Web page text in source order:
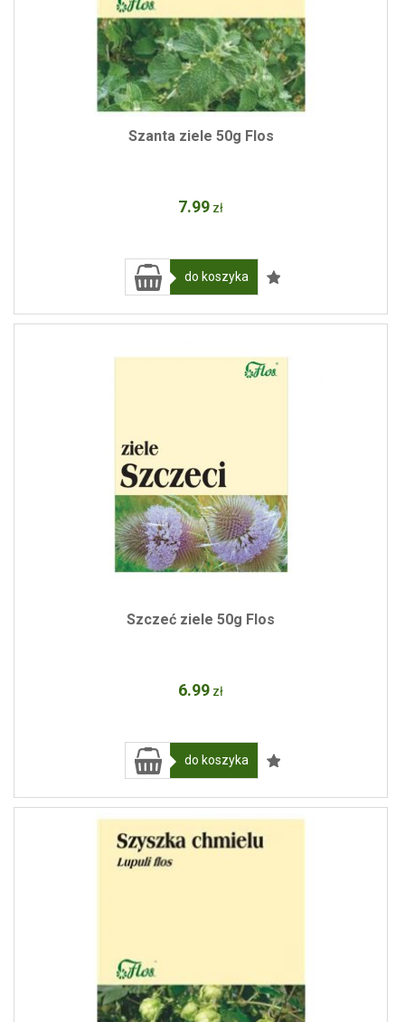
Szanta ziele 50g Flos
7.99 zł
do koszyka
Szczeć ziele 50g Flos
6.99 zł
do koszyka